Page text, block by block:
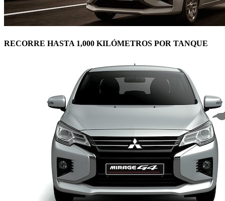
RECORRE HASTA 1,000 KILÓMETROS POR TANQUE